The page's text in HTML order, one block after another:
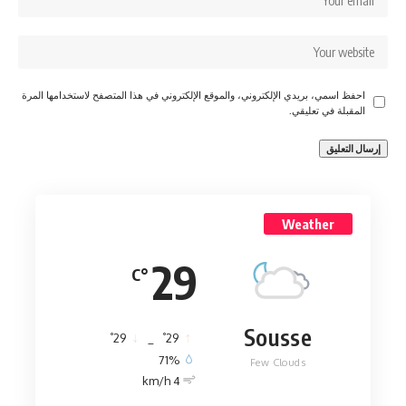
احفظ اسمي، بريدي الإلكتروني، والموقع الإلكتروني في هذا المتصفح لاستخدامها المرة
المقبلة في تعليقي.
Weather
29
°C
Sousse
Few Clouds
29
°
29
°
71%
4 km/h